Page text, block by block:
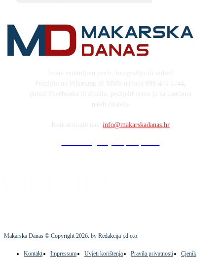
info@makarskadanas.hr
Makarska Danas © Copyright2026. by Redakcija j.d.o.o.
Kontakt Impressum Uvjeti korištenja Pravila privatnosti
Cjenik